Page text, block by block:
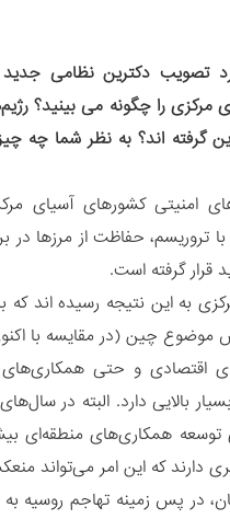
تصویب دکترین نظامی
را چگونه می بینید؟
گرفته اند؟ به نظر شما چه
امنیتی کشورهای آسیای
حفاظت از مرزها در
قرار گرفته است.
به این نتیجه رسیده اند
موضوع چین (در مقایسه با
اقتصادی و حتی
بالایی دارد. البته در
توسعه همکاری‌های‌
دارند که این امر می‌تواند
در پس زمینه تهاجم روسیه